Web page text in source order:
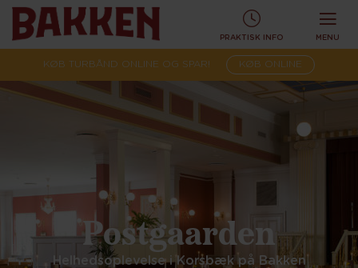
Postgaarden
Helhedsoplevelse i Korsbæk på Bakken
PRAKTISK INFO MENU
KØB TURBÅND ONLINE OG SPAR! KØB ONLINE